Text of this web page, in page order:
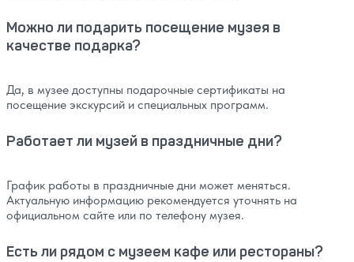
Можно ли подарить посещение музея в
качестве подарка?
Да, в музее доступны подарочные сертификаты на
посещение экскурсий и специальных программ.
Работает ли музей в праздничные дни?
График работы в праздничные дни может меняться.
Актуальную информацию рекомендуется уточнять на
официальном сайте или по телефону музея.
Есть ли рядом с музеем кафе или рестораны?